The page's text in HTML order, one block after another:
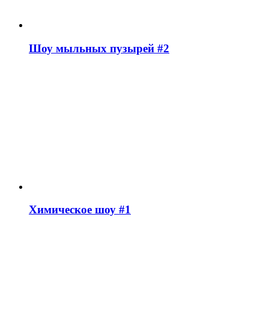
Шоу мыльных пузырей #2
Химическое шоу #1